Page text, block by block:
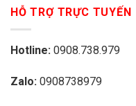
HỖ TRỢ TRỰC TUYẾN
Hotline: 0908.738.979
Zalo: 0908738979